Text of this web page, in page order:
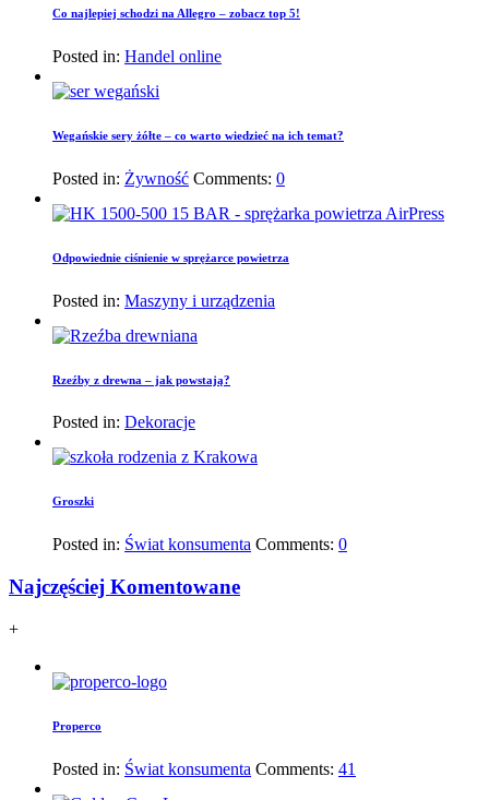
Co najlepiej schodzi na Allegro – zobacz top 5!
Posted in: Handel online
Wegańskie sery żółte – co warto wiedzieć na ich temat?
Posted in: Żywność Comments: 0
Odpowiednie ciśnienie w sprężarce powietrza
Posted in: Maszyny i urządzenia
Rzeźby z drewna – jak powstają?
Posted in: Dekoracje
Groszki
Posted in: Świat konsumenta Comments: 0
Najczęściej Komentowane
+
Properco
Posted in: Świat konsumenta Comments: 41